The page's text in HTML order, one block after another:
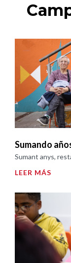
Sumando
Sumant anys,
LEER MÁS